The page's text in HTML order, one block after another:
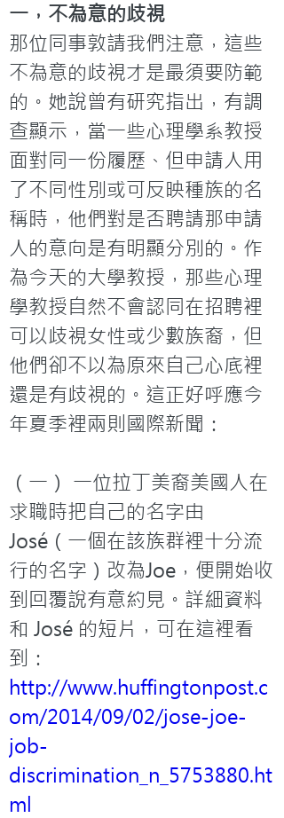
一，不為意的歧視
那位同事敦請我們注意，這些
不為意的歧視才是最須要防範
的。她說曾有研究指出，有調
查顯示，當一些心理學系教授
面對同一份履歷、但申請人用
了不同性別或可反映種族的名
稱時，他們對是否聘請那申請
人的意向是有明顯分別的。作
為今天的大學教授，那些心理
學教授自然不會認同在招聘裡
可以歧視女性或少數族裔，但
他們卻不以為原來自己心底裡
還是有歧視的。這正好呼應今
年夏季裡兩則國際新聞：
（一） 一位拉丁美裔美國人在
求職時把自己的名字由
José（一個在該族群裡十分流
行的名字）改為Joe，便開始收
到回覆說有意約見。詳細資料
和 José 的短片，可在這裡看
到：
http://www.huffingtonpost.c
om/2014/09/02/jose-joe-
job-
discrimination_n_5753880.ht
ml